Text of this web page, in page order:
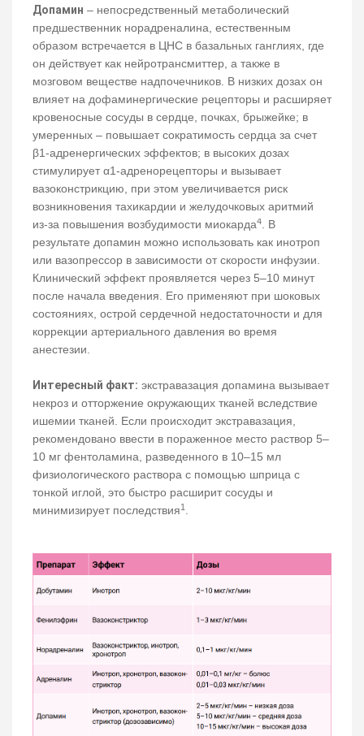
Допамин – непосредственный метаболический
предшественник норадреналина, естественным
образом встречается в ЦНС в базальных ганглиях, где
он действует как нейротрансмиттер, а также в
мозговом веществе надпочечников. В низких дозах он
влияет на дофаминергические рецепторы и расширяет
кровеносные сосуды в сердце, почках, брыжейке; в
умеренных – повышает сократимость сердца за счет
β1-адренергических эффектов; в высоких дозах
стимулирует α1-адренорецепторы и вызывает
вазоконстрикцию, при этом увеличивается риск
возникновения тахикардии и желудочковых аритмий
из-за повышения возбудимости миокарда4. В
результате допамин можно использовать как инотроп
или вазопрессор в зависимости от скорости инфузии.
Клинический эффект проявляется через 5–10 минут
после начала введения. Его применяют при шоковых
состояниях, острой сердечной недостаточности и для
коррекции артериального давления во время
анестезии.
Интересный факт: экстравазация допамина вызывает
некроз и отторжение окружающих тканей вследствие
ишемии тканей. Если происходит экстравазация,
рекомендовано ввести в пораженное место раствор 5–
10 мг фентоламина, разведенного в 10–15 мл
физиологического раствора с помощью шприца с
тонкой иглой, это быстро расширит сосуды и
минимизирует последствия1 .